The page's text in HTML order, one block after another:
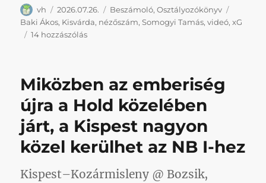
Szerző
vh Közzétéve
2026.07.26. Kategória
Beszámoló,Osztályozókönyv
Baki Ákos, Kisvárda, nézőszám,Somogyi Tamás,videó,xG
14 hozzászólásSok
című
bejegyzéshez
Miközben az emberiség
újra a Hold közelében
járt, a Kispest nagyon
közel kerülhet az NB I-hez
Kispest–Kozármisleny @ Bozsik,